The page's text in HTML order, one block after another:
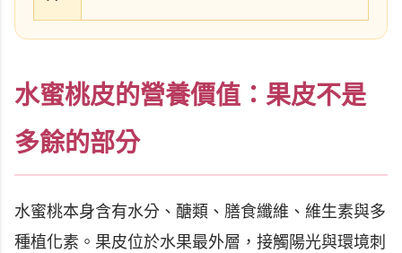
水蜜桃皮的營養價值：果皮不是
多餘的部分
水蜜桃本身含有水分、醣類、膳食纖維、維生素與多
種植化素。果皮位於水果最外層，接觸陽光與環境刺